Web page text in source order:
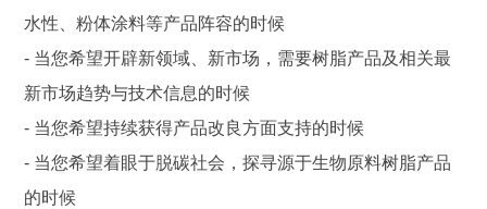
水性、粉体涂料等产品阵容的时候
- 当您希望开辟新领域、新市场，需要树脂产品及相关最
新市场趋势与技术信息的时候
- 当您希望持续获得产品改良方面支持的时候
- 当您希望着眼于脱碳社会，探寻源于生物原料树脂产品
的时候